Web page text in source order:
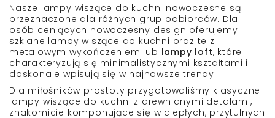
Nasze lampy wiszące do kuchni nowoczesne są
przeznaczone dla różnych grup odbiorców. Dla
osób ceniących nowoczesny design oferujemy
szklane lampy wiszące do kuchni oraz te z
metalowym wykończeniem lub lampy loft, które
charakteryzują się minimalistycznymi kształtami i
doskonale wpisują się w najnowsze trendy.
Dla miłośników prostoty przygotowaliśmy klasyczne
lampy wiszące do kuchni z drewnianymi detalami,
znakomicie komponujące się w ciepłych, przytulnych